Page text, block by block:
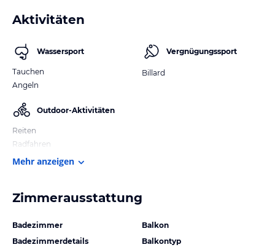
Aktivitäten
Wassersport
Tauchen
Angeln
Outdoor-Aktivitäten
Reiten
Radfahren
Vergnügungssport
Billard
Mehr anzeigen
Zimmerausstattung
Badezimmer
Badezimmerdetails
Balkon
Balkontyp